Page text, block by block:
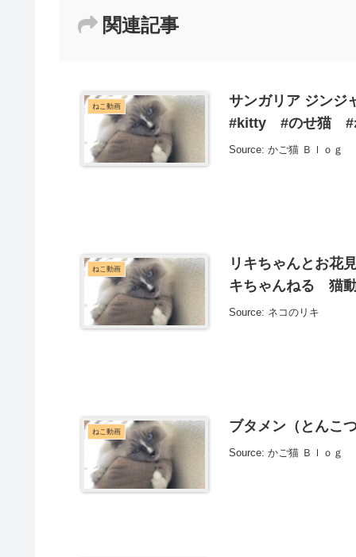
関連記事
ねこ動画
サンガリア ジン
#kitty #のせ猫
Source: かご猫 Ｂｌｏｇ
ねこ動画
リキちゃんとお
キちゃんねる 猫
Source: ネコのリキ
ねこ動画 ブタメン（とんこ
Source: かご猫 Ｂｌｏｇ